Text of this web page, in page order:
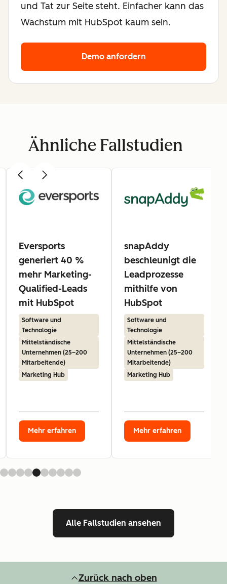
und Tat zur Seite steht. Einfacher kann das
Wachstum mit HubSpot kaum sein.
Demo anfordern
Ähnliche Fallstudien
Eversports
generiert 40 %
mehr Marketing-
Qualified-Leads
mit HubSpot
Software und
Technologie
Mittelständische
Unternehmen (25–200
Mitarbeitende)
Marketing Hub
Mehr erfahren
snapAddy
beschleunigt die
Leadprozesse
mithilfe von
HubSpot
Software und
Technologie
Mittelständische
Unternehmen (25–200
Mitarbeitende)
Marketing Hub
Mehr erfahren
Alle Fallstudien ansehen
Zurück nach oben